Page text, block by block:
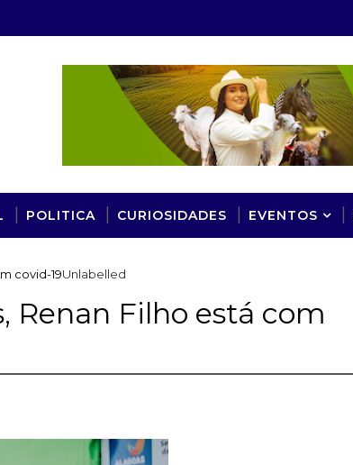
POLITICA CURIOSIDADES EVENTOS
Unlabelled
covid-19
Renan Filho está com